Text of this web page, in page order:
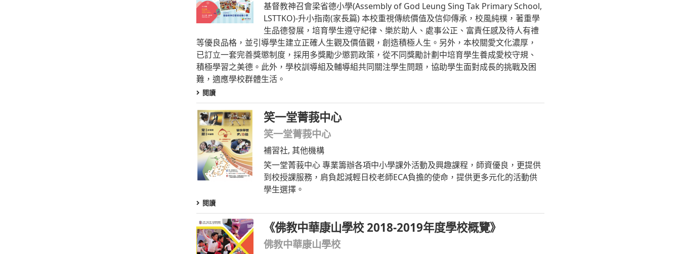
基督教神召會梁省德小學(Assembly of God Leung Sing Tak Primary School,
LSTTKO)-升小指南(家長篇) 本校重視傳統價值及信仰傳承，校風純樸，著重學
生品德發展，培育學生遵守紀律、樂於助人、處事公正、富責任感及待人有禮
等優良品格，並引導學生建立正確人生觀及價值觀，創造積極人生。另外，本校關愛文化濃厚，
已訂立一套完善獎懲制度，採用多獎勵少懲罰政策，從不同獎勵計劃中培育學生養成愛校守規、
積極學習之美德。此外，學校訓導組及輔導組共同關注學生問題，協助學生面對成長的挑戰及困
難，適應學校群體生活。
閱讀
笑一堂菁莪中心
笑一堂菁莪中心
補習社, 其他機構
笑一堂菁莪中心 專業籌辦各項中小學課外活動及興趣課程，師資優良，更提供
到校授課服務，肩負起減輕日校老師ECA負擔的使命，提供更多元化的活動供
學生選擇。
閱讀
《佛教中華康山學校 2018-2019年度學校概覽》
佛教中華康山學校